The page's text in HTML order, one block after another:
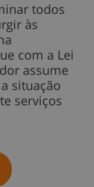
todos
às
com a Lei
assume
situação
serviços